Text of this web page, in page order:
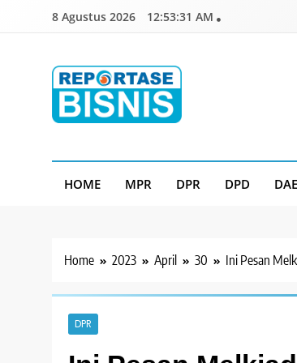
8 Agustus 2026 12:53:32 AM
HOME MPR DPR DPD
Home 2023 April 30 Ini Pesan
DPR